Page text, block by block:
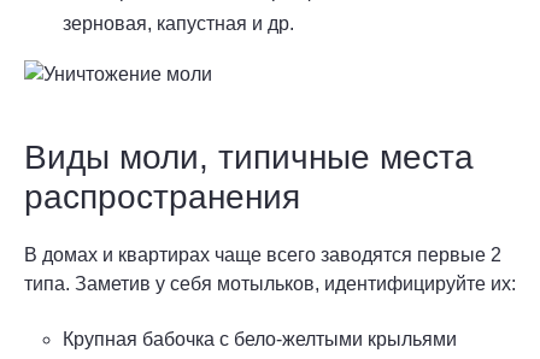
зерновая, капустная и др.
Виды моли, типичные места
распространения
В домах и квартирах чаще всего заводятся первые 2
типа. Заметив у себя мотыльков, идентифицируйте их:
Крупная бабочка с бело-желтыми крыльями